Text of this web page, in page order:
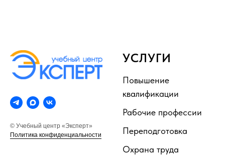
© Учебный центр «Эксперт»
Политика конфиденциальности
УСЛУГИ
Повышение
квалификации
Рабочие профессии
Переподготовка
Охрана труда